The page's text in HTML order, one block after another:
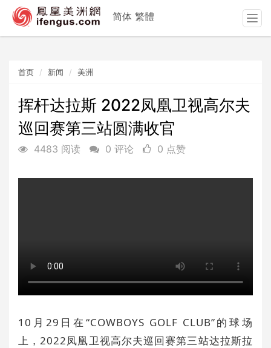
首页 新闻 美洲
挥杆达拉斯 2022凤凰卫视高尔夫
巡回赛第三站圆满收官
4483 阅读 0 评论 0 点赞
10月29日在“COWBOYS GOLF CLUB”的球场
上，2022凤凰卫视高尔夫巡回赛第三站达拉斯拉
简体 繁體
T
o
n
a
t